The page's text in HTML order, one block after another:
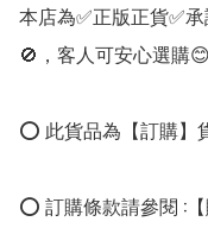
本店為✅正版正貨✅
🚫，客人可安心選購
⭕ 此貨品為【訂購】
⭕ 訂購條款請參閱 :